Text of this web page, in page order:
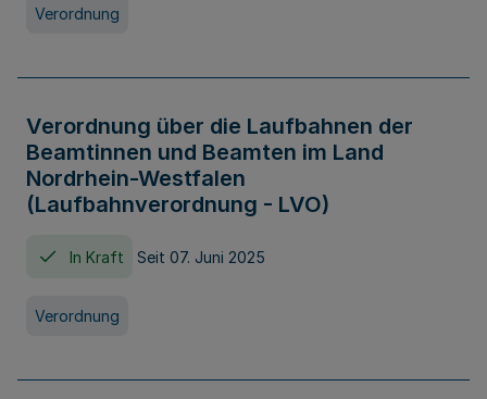
Verordnung
Verordnung über die Laufbahnen der
Beamtinnen und Beamten im Land
Nordrhein-Westfalen
(Laufbahnverordnung - LVO)
In Kraft Seit 07. Juni 2025
Verordnung